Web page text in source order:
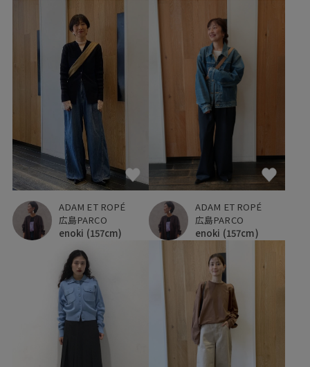
ADAM ET ROPÉ
広島PARCO
enoki (157cm)
ADAM ET ROPÉ
広島PARCO
enoki (157cm)